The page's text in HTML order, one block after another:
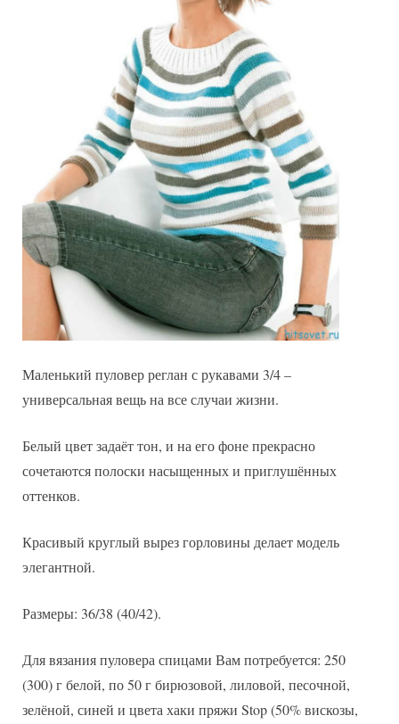
Маленький пуловер реглан с рукавами 3/4 –
универсальная вещь на все случаи жизни.
Белый цвет задаёт тон, и на его фоне прекрасно
сочетаются полоски насыщенных и приглушённых
оттенков.
Красивый круглый вырез горловины делает модель
элегантной.
Размеры: 36/38 (40/42).
Для вязания пуловера спицами Вам потребуется: 250
(300) г белой, по 50 г бирюзовой, лиловой, песочной,
зелёной, синей и цвета хаки пряжи Stop (50% вискозы,